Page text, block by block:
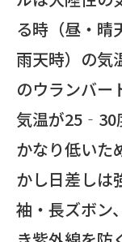
る時（昼・晴
雨天時）の気
のウランバー
気温が25‐30
かなり低いた
かし日差しは
袖・長ズボン